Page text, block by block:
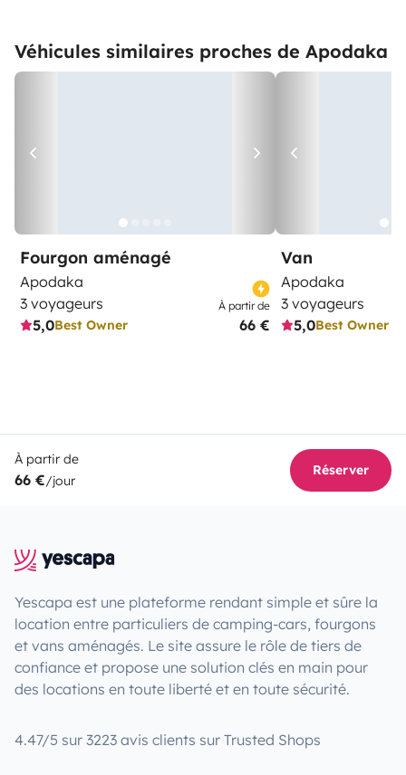
Véhicules similaires proches de Apodaka
Fourgon aménagé
Apodaka
3 voyageurs
5,0Best Owner
À partir de
66 €
Van
Apodaka
3 voyageurs
5,0Best Owner
À partir de
66 €/jour
Réserver
Yescapa est une plateforme rendant simple et sûre la
location entre particuliers de camping-cars, fourgons
et vans aménagés. Le site assure le rôle de tiers de
confiance et propose une solution clés en main pour
des locations en toute liberté et en toute sécurité.
4.47/5 sur 3223 avis clients sur Trusted Shops